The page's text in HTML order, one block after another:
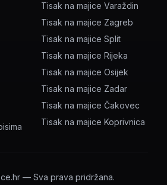
Tisak na majice Varaždin
Tisak na majice Zagreb
Tisak na majice Split
Tisak na majice Rijeka
Tisak na majice Osijek
Tisak na majice Zadar
Tisak na majice Čakovec
Tisak na majice Koprivnica
— Sva prava pridržana.